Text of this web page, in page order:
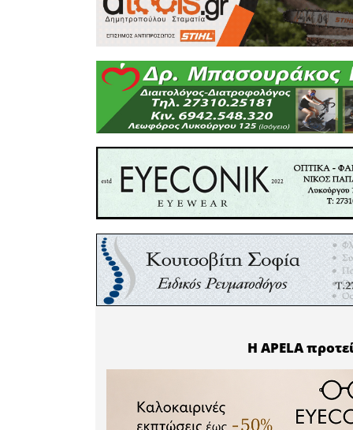
Το
της
έργο
καιρό
και
για την